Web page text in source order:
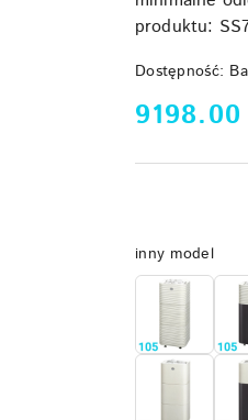
produktu:
Dostępność:
cena:
9198.00
Wariant
inny model